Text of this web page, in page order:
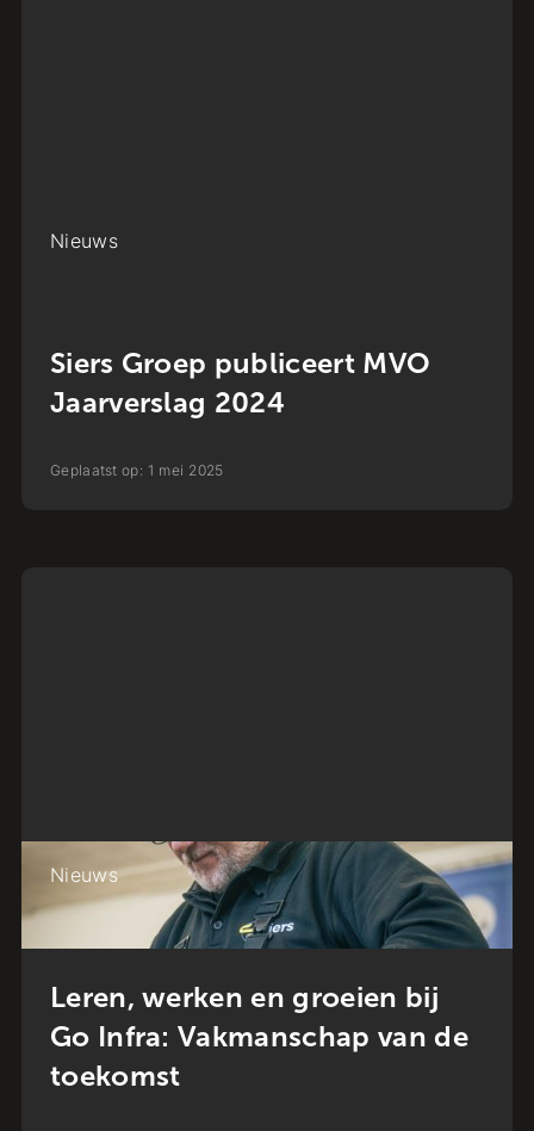
Nieuws
Siers Groep publiceert MVO
Jaarverslag 2024
Geplaatst op: 1 mei 2025
Nieuws
Leren, werken en groeien bij
Go Infra: Vakmanschap van de
toekomst